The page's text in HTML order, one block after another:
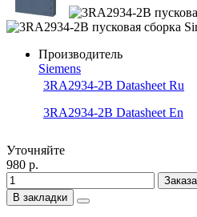
Производитель
Siemens
3RA2934-2B Datasheet Ru
3RA2934-2B Datasheet En
Уточняйте
980 р.
В закладки